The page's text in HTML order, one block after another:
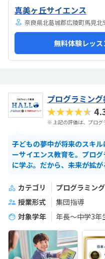
真美ヶ丘サイエンス
奈良県北葛城郡広陵町馬見北
無料体験レッ
プログラミン
★★★★★
※ 上記の評価は、プログ
子どもの夢中が将来のスキ
ーサイエンス教育を。プログ
に学ぶ。だから、未来が拡が
カテゴリ
プログラミン
授業形式
集団指導
対象学年
年長～中学3年